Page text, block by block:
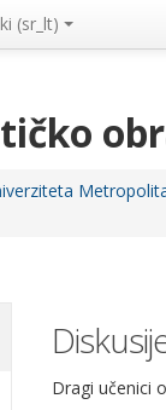
‎(sr_lt)‎
Dragi učenici